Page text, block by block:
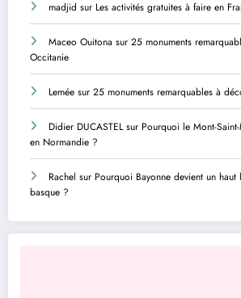
madjid sur Les activités gratuites à faire en
Maceo Ouitona sur 25 monuments
Occitanie
Lemée sur 25 monuments remarquables à
Didier DUCASTELsur Pourquoi le Mont-
en Normandie ?
Rachel sur Pourquoi Bayonne devient un
basque ?